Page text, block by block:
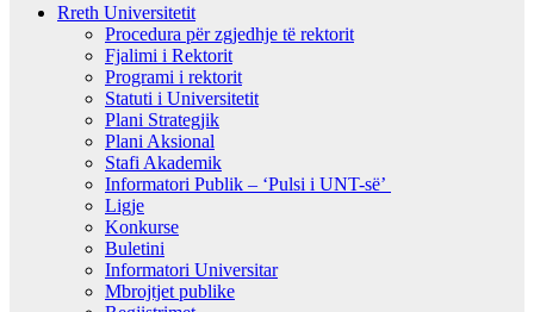
Rreth Universitetit
Procedura për zgjedhje të rektorit
Fjalimi i Rektorit
Programi i rektorit
Statuti i Universitetit
Plani Strategjik
Plani Aksional
Stafi Akademik
Informatori Publik – ‘Pulsi i UNT-së’
Ligje
Konkurse
Buletini
Informatori Universitar
Mbrojtjet publike